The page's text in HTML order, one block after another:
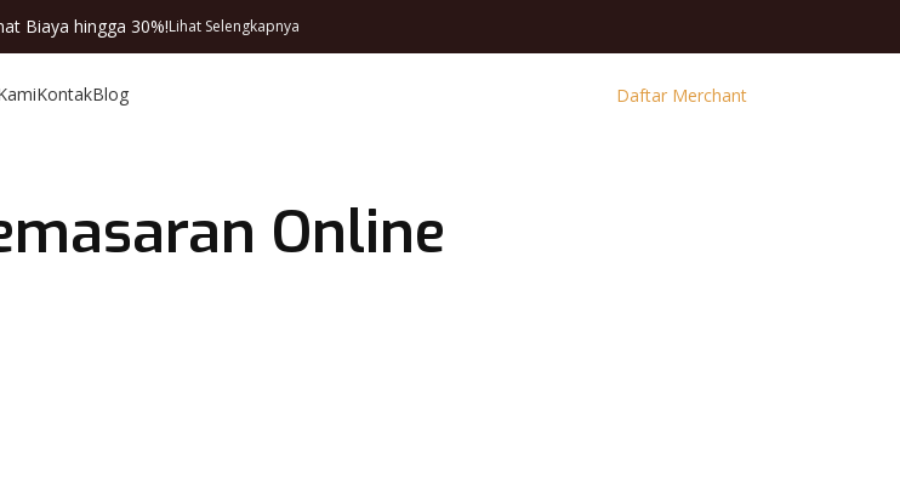
Biaya hingga 30%!Lihat Selengkapnya
KontakBlog Daftar Merchant
Online